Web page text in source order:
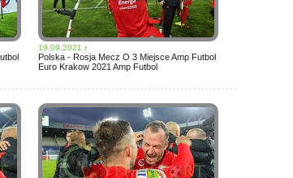
19.09.2021 r
Polska - Rosja Mecz O 3 Miejsce Amp Futbol
Euro Krakow 2021 Amp Futbol